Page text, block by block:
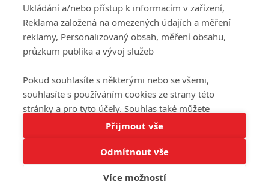
Tato stránka používá soubory cookies.
Rozumím
studio@koncal.com
Ochrana osobních údajů|Zásady používání cookies |Pravidla webu
Upravit nastavení soukromí
© 2016 – 2026 FandimeSerialum.cz / All rights reserved /
Koncal studio s.r.o., IČO: 03604071, Lýskova 2073/57, Stodůlky, 155
Ukládání a/nebo přístup k informacím v zařízení,
Reklama založená na omezených údajích a měření
reklamy, Personalizovaný obsah, měření obsahu,
průzkum publika a vývoj služeb
Pokud souhlasíte s některými nebo se všemi,
souhlasíte s používáním cookies ze strany této
stránky a pro tyto účely. Souhlas také můžete
odmítnout, ale v takovém případě vám na stránce
nebudou k dispozici některé personalizované funkce.
Vaše volby souhlasu se budou vztahovat pouze na
tuto webovou stránku. Vaše nastavení a odvolání
souhlasu můžete kdykoli změnit na stránce s
Přijmout vše
Odmítnout vše
Více možností